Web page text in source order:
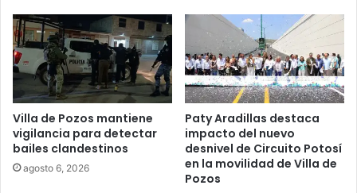
Villa de Pozos mantiene
vigilancia para detectar
bailes clandestinos
agosto 6, 2026
Paty Aradillas destaca
impacto del nuevo
desnivel de Circuito Potosí
en la movilidad de Villa de
Pozos